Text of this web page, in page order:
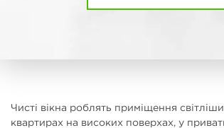
Чисті вікна роблять приміщення
квартирах на високих поверхах, у